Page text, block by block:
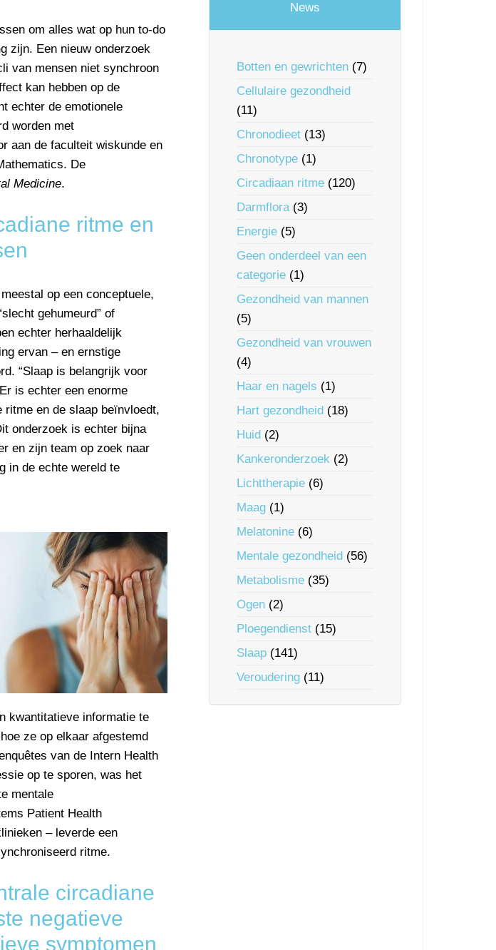
om alles wat op hun to-do
zijn. Een nieuw onderzoek
van mensen niet synchroon
kan hebben op de
echter de emotionele
worden met
aan de faculteit wiskunde en
De
Medicine.
ritme en
op een conceptuele,
gehumeurd” of
echter herhaaldelijk
ervan – en ernstige
“Slaap is belangrijk voor
is echter een enorme
ritme en de slaap beïnvloedt,
onderzoek is echter bijna
en zijn team op zoek naar
in de echte wereld te
kwantitatieve informatie te
ze op elkaar afgestemd
van de Intern Health
op te sporen, was het
mentale
Patient Health
– leverde een
ritme.
circadiane
negatieve
symptomen
News
Botten en gewrichten (7)
Cellulaire gezondheid
(11)
Chronodieet (13)
Chronotype (1)
Circadiaan ritme (120)
Darmflora(3)
Energie (5)
Geen onderdeel van een
categorie (1)
Gezondheid van mannen
(5)
Gezondheid van vrouwen
(4)
Haar en nagels (1)
Hart gezondheid (18)
Huid (2)
Kankeronderzoek (2)
Lichttherapie (6)
Maag (1)
Melatonine (6)
Mentale gezondheid (56)
Metabolisme (35)
Ogen (2)
Ploegendienst (15)
Slaap (141)
Veroudering (11)